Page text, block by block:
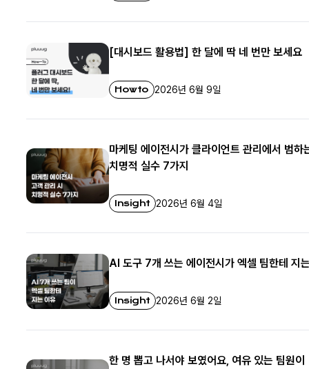
[대시보드 활용법] 한 달에 딱 네 번만 보세요
Howto 2026년 6월 9일
마케팅 에이전시가 클라이언트 관리에서 범하
치명적 실수 7가지
Insight 2026년 6월 4일
AI 도구 7개 쓰는 에이전시가 엑셀 팀한테 지
Insight 2026년 6월 2일
한 명 뽑고 나서야 보였어요, 여유 있는 팀원이